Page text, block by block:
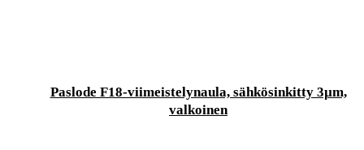
Paslode F18-viimeistelynaula, sähkösinkitty 3µm,
valkoinen